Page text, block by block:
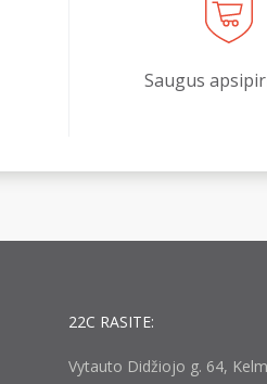
Saugus
22C RASITE:
Vytauto Didžiojo g. 64,